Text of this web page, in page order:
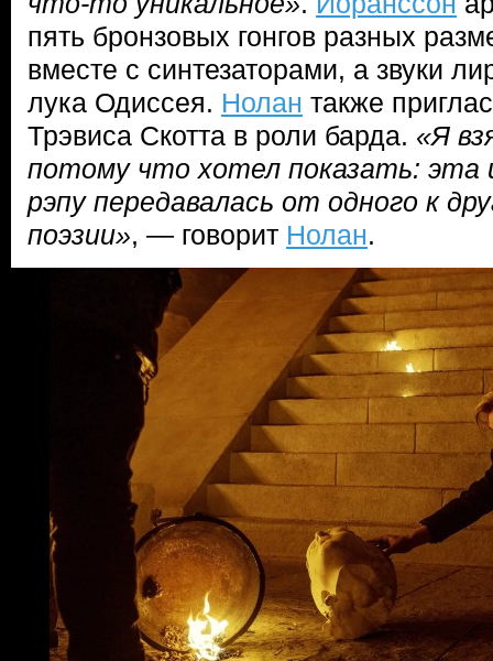
пять бронзовых гонгов разных
вместе с синтезаторами, а звуки
лука Одиссея. Нолан также
Трэвиса Скотта в роли барда. «Я
потому что хотел показать: эта
рэпу передавалась от одного к
поэзии», — говорит Нолан.